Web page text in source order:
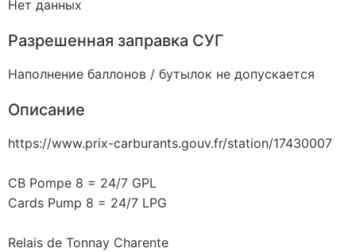
Нет данных
Разрешенная заправка СУГ
Наполнение баллонов / бутылок не допускается
Описание
https://www.prix-carburants.gouv.fr/station/17430007
CB Pompe 8 = 24/7 GPL
Cards Pump 8 = 24/7 LPG
Relais de Tonnay Charente